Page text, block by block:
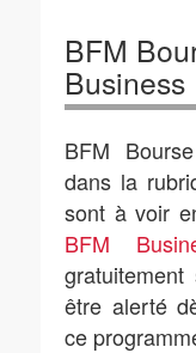
BFM
Business
BFM
dans la
sont à voir
BFM
être alerté
ce